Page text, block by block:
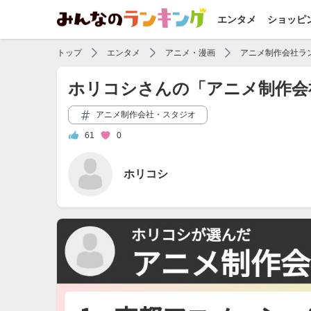
エンタメ ショッピ
トップ エンタメ アニメ・漫画 アニメ制作会社ラ
ホリコシさんの「アニメ制作
アニメ制作会社・スタジオ
61 0
ホリコシ